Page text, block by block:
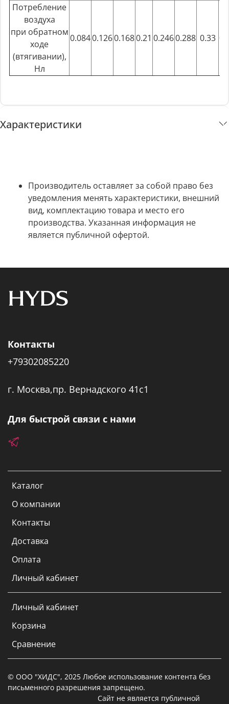
Потребление
воздуха
при обратном
ходе
(втягивании),
Нл
0.0840.1260.1680.21 0.2460.288 0.33
Характеристики
Производитель оставляет за собой право без
уведомления менять характеристики, внешний
вид, комплектацию товара и место его
производства. Указанная информация не
является публичной офертой.
Каталог
О компании
Контакты
Доставка
Оплата
Личный кабинет
Личный кабинет
Корзина
Сравнение
Контакты
+79302085220
г. Москва,пр. Вернадского 41с1
Для быстрой связи с нами
© ООО "ХИДС", 2025 Любое использование контента без
письменного разрешения запрещено.
Сайт не является публичной